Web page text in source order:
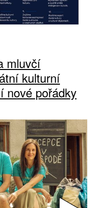
mluvčí
kulturní
nové pořádky